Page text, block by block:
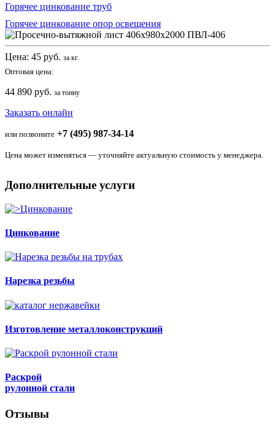
Горячее цинкование труб
Горячее цинкование опор освещения
Цена: 45 руб. за кг.
Оптовая цена:
44 890 руб. за тонну
Заказать онлайн
или позвоните +7 (495) 987-34-14
Цена может изменяться — уточняйте актуальную стоимость у менеджера.
Дополнительные услуги
Цинкование
Нарезка резьбы
Изготовление металлоконструкций
Раскрой
рулонной стали
Отзывы